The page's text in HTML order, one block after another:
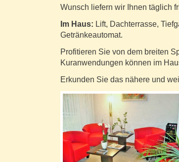
Wunsch liefern wir Ihnen täglich
Im Haus: Lift, Dachterrasse,
Getränkeautomat.
Profitieren Sie von dem breiten
Kuranwendungen können im
Erkunden Sie das nähere und